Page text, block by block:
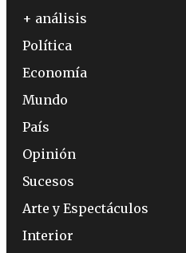
+ análisis
Política
Economía
Mundo
País
Opinión
Sucesos
Arte y Espectáculos
Interior